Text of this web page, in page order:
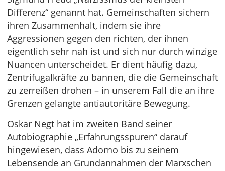
Differenz“ genannt hat. Gemeinschaften sichern
ihren Zusammenhalt, indem sie ihre
Aggressionen gegen den richten, der ihnen
eigentlich sehr nah ist und sich nur durch winzige
Nuancen unterscheidet. Er dient häufig dazu,
Zentrifugalkräfte zu bannen, die die Gemeinschaft
zu zerreißen drohen – in unserem Fall die an ihre
Grenzen gelangte antiautoritäre Bewegung.
Oskar Negt hat im zweiten Band seiner
Autobiographie „Erfahrungsspuren“ darauf
hingewiesen, dass Adorno bis zu seinem
Lebensende an Grundannahmen der Marxschen